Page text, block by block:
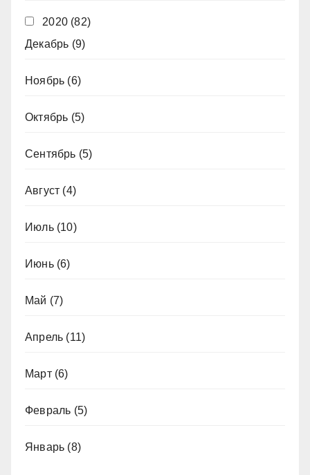
2020 (82)
Декабрь (9)
Ноябрь (6)
Октябрь (5)
Сентябрь (5)
Август (4)
Июль(10)
Июнь(6)
Май (7)
Апрель (11)
Март(6)
Февраль (5)
Январь (8)